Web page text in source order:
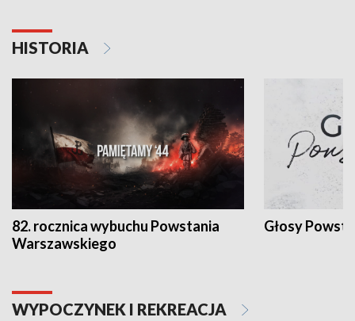
HISTORIA
82. rocznica wybuchu Powstania
Warszawskiego
Głosy
WYPOCZYNEK I REKREACJA